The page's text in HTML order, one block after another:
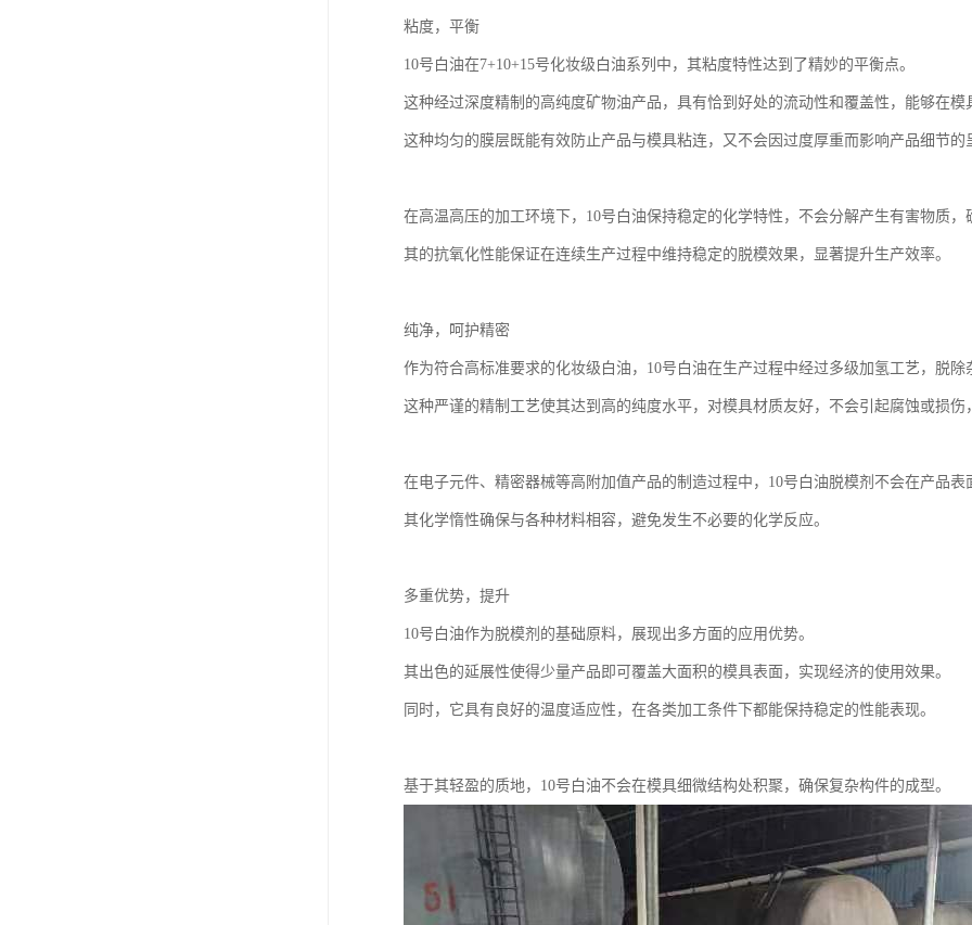
粘度，平衡
10号白油在7+10+15号化妆级白油系列中，其粘度特性达到了精妙的平衡点。
这种经过深度精制的高纯度矿物油产品，具有恰到好处的流动性和覆盖性，能够在模
这种均匀的膜层既能有效防止产品与模具粘连，又不会因过度厚重而影响产品细节的
在高温高压的加工环境下，10号白油保持稳定的化学特性，不会分解产生有害物质，
其的抗氧化性能保证在连续生产过程中维持稳定的脱模效果，显著提升生产效率。
纯净，呵护精密
作为符合高标准要求的化妆级白油，10号白油在生产过程中经过多级加氢工艺，脱除
这种严谨的精制工艺使其达到高的纯度水平，对模具材质友好，不会引起腐蚀或损伤
在电子元件、精密器械等高附加值产品的制造过程中，10号白油脱模剂不会在产品表
其化学惰性确保与各种材料相容，避免发生不必要的化学反应。
多重优势，提升
10号白油作为脱模剂的基础原料，展现出多方面的应用优势。
其出色的延展性使得少量产品即可覆盖大面积的模具表面，实现经济的使用效果。
同时，它具有良好的温度适应性，在各类加工条件下都能保持稳定的性能表现。
基于其轻盈的质地，10号白油不会在模具细微结构处积聚，确保复杂构件的成型。